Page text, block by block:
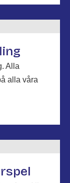
Alla
alla våra